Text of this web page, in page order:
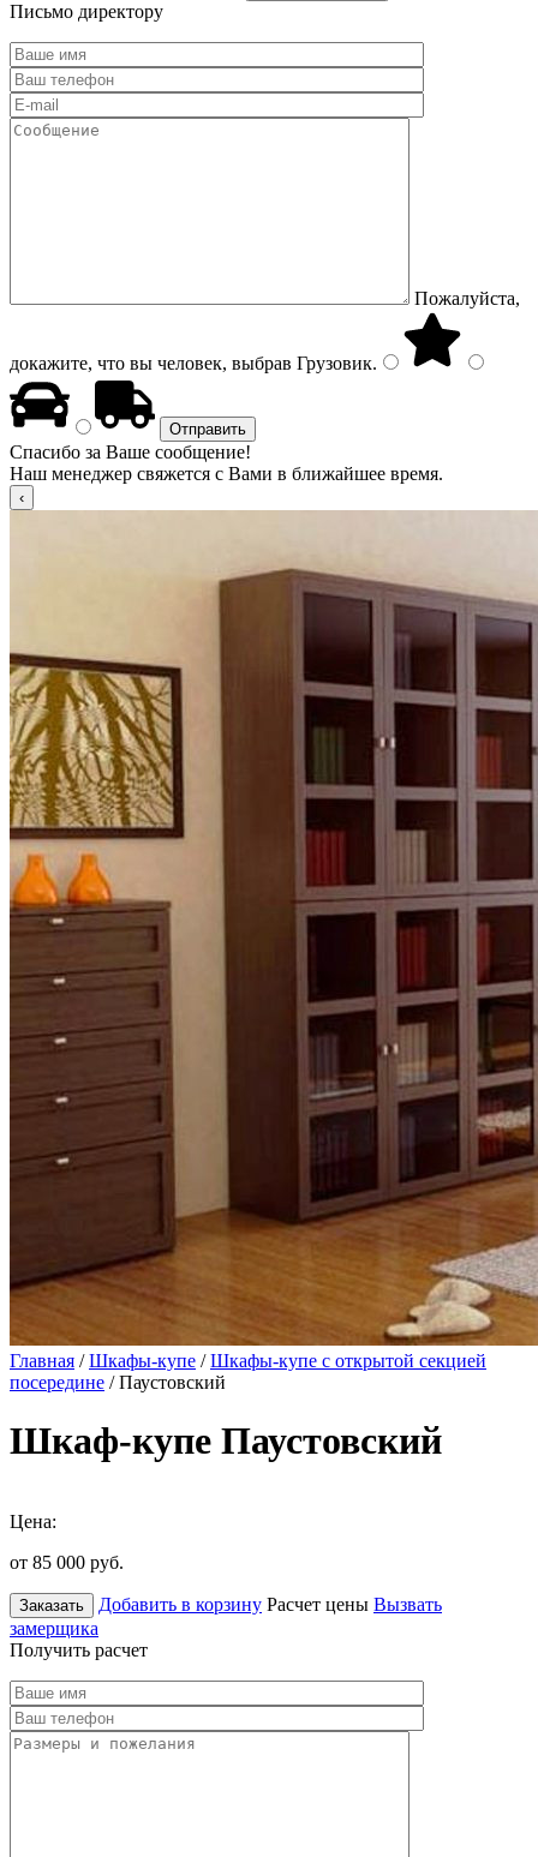
Письмо директору
Пожалуйста,
докажите, что вы человек, выбрав Грузовик.
Спасибо за Ваше сообщение!
Наш менеджер свяжется с Вами в ближайшее время.
Главная /Шкафы-купе /Шкафы-купе с открытой секцией
посередине / Паустовский
Шкаф-купе Паустовский
Цена:
от 85 000 руб.
Заказать Добавить в корзину Расчет цены Вызвать
замерщика
Получить расчет